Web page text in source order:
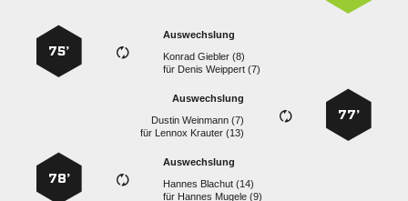
Auswechslung
  
für   
75’
77’
Auswechslung
  
für   
Auswechslung
  
für   
78’